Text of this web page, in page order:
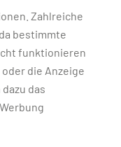
Zahlreiche
bestimmte
funktionieren
die Anzeige
das